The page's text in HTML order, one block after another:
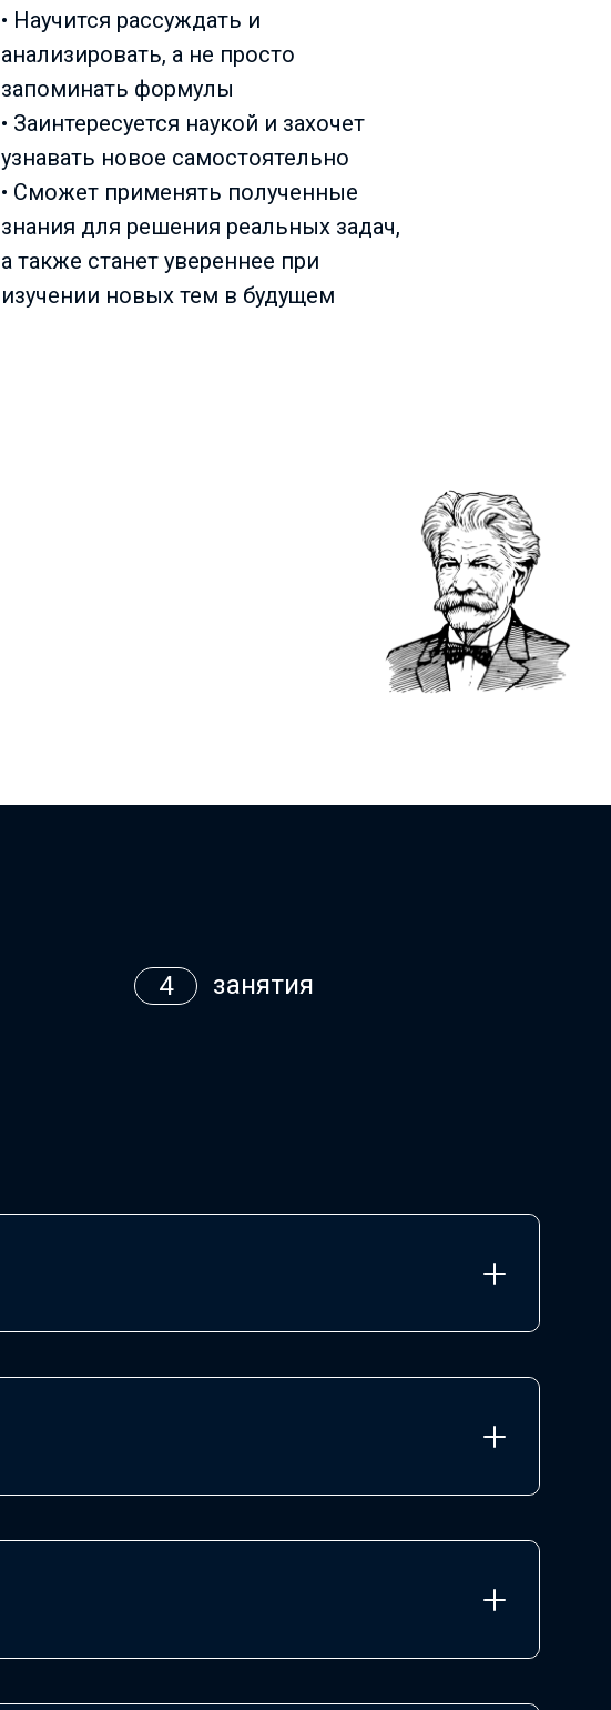
• Научится рассуждать и
анализировать, а не просто
запоминать формулы
• Заинтересуется наукой и захочет
узнавать новое самостоятельно
• Сможет применять полученные
знания для решения реальных задач,
а также станет увереннее при
изучении новых тем в будущем
4 занятия